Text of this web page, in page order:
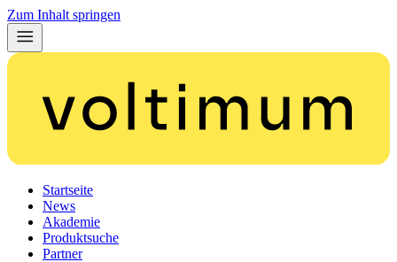
Zum Inhalt springen
Startseite
News
Akademie
Produktsuche
Partner